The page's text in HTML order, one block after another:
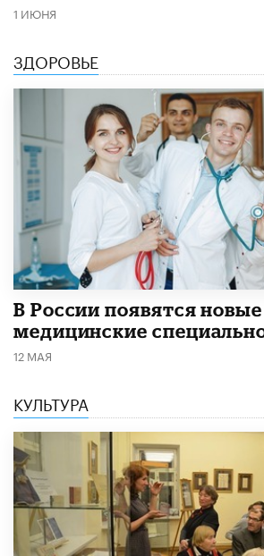
1 ИЮНЯ
ЗДОРОВЬЕ
В России появятся новые
медицинские
12 МАЯ
КУЛЬТУРА